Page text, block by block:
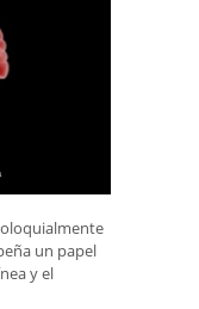
un papel
y el